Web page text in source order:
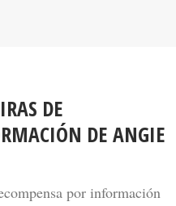
DE
DE ANGIE
por información